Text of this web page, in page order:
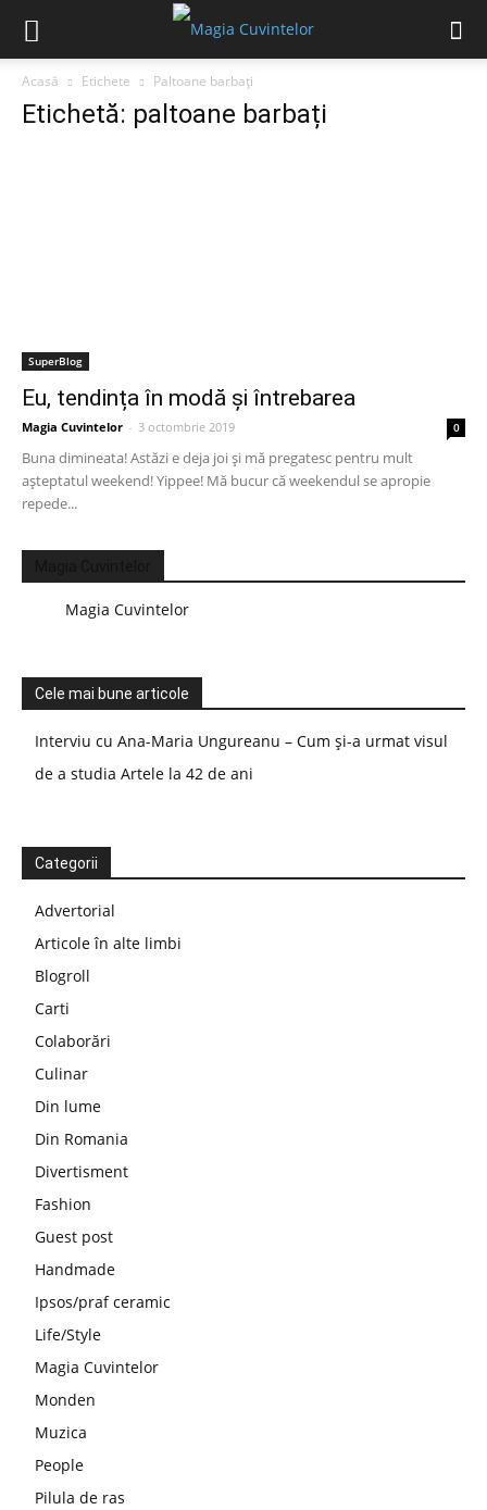
Acasă Etichete Paltoane barbați
Etichetă: paltoane barbați
SuperBlog
Eu, tendința în modă și întrebarea
Magia Cuvintelor - 3 octombrie 2019 0
Buna dimineata! Astăzi e deja joi și mă pregatesc pentru mult
așteptatul weekend! Yippee! Mă bucur că weekendul se apropie
repede...
Magia Cuvintelor
Cele mai bune articole
Interviu cu Ana-Maria Ungureanu – Cum și-a urmat visul
de a studia Artele la 42 de ani
Categorii
Advertorial
Articole în alte limbi
Blogroll
Carti
Colaborări
Culinar
Din lume
Din Romania
Divertisment
Fashion
Guest post
Handmade
Ipsos/praf ceramic
Life/Style
Magia Cuvintelor
Monden
Muzica
People
Pilula de ras